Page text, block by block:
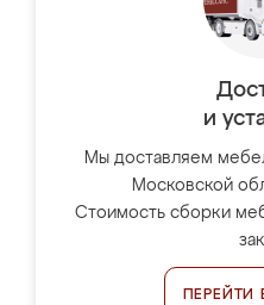
и
Мы доставляем
Московской
Стоимость сборки
ПЕРЕЙТИ